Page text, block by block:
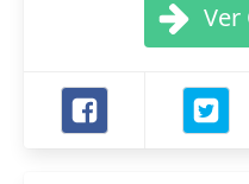
Ver